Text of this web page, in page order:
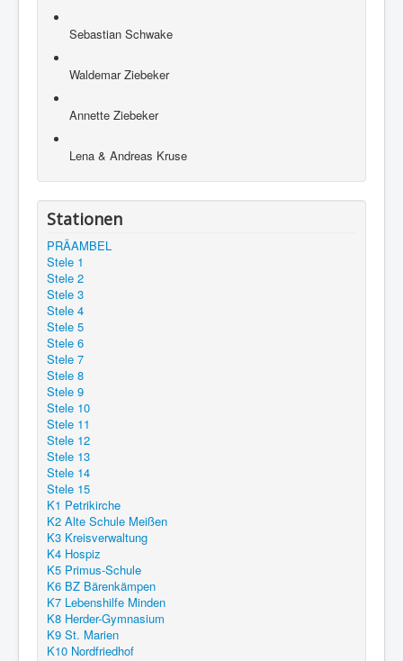
Sebastian Schwake
Waldemar Ziebeker
Annette Ziebeker
Lena & Andreas Kruse
Stationen
PRÄAMBEL
Stele 1
Stele 2
Stele 3
Stele 4
Stele 5
Stele 6
Stele 7
Stele 8
Stele 9
Stele 10
Stele 11
Stele 12
Stele 13
Stele 14
Stele 15
K1 Petrikirche
K2 Alte Schule Meißen
K3 Kreisverwaltung
K4 Hospiz
K5 Primus-Schule
K6 BZ Bärenkämpen
K7 Lebenshilfe Minden
K8 Herder-Gymnasium
K9 St. Marien
K10 Nordfriedhof